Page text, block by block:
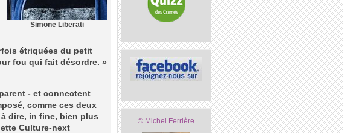
Simone Liberati
étriquées du petit
fou qui fait désordre. »
- et connectent
comme ces deux
dire, in fine, bien plus
Culture-next
© Michel Ferrière